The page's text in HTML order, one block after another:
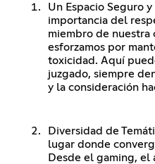
Un Espacio Seguro
importancia del
miembro de nuestra
esforzamos por
toxicidad. Aquí
juzgado, siempre
y la consideración
Diversidad de
lugar donde
Desde el gaming, el